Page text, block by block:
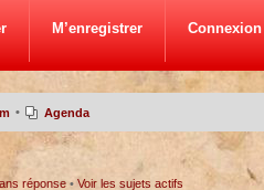
M’enregistrer Connexion
• Agenda
réponse• Voir les sujets actifs